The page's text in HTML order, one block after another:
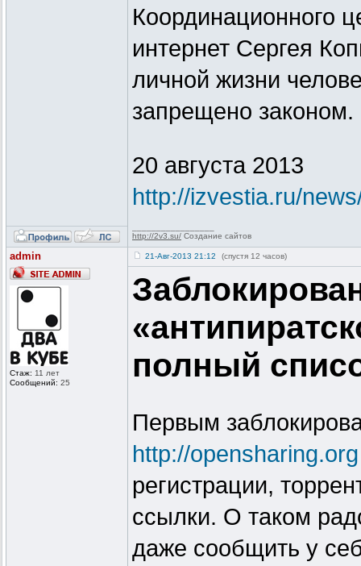
Координационного
интернет Сергея
личной жизни
запрещено законом.
20 августа 2013
http://izvestia.ru/
http://2v3.su/ Создание сайтов
admin
Стаж: 11 лет
Сообщений: 25
21-Авг-2013 21:12 (спустя 12 часов)
полный
Первым
http://opensharing.org
регистрации,
ссылки. О таком
даже сообщить у